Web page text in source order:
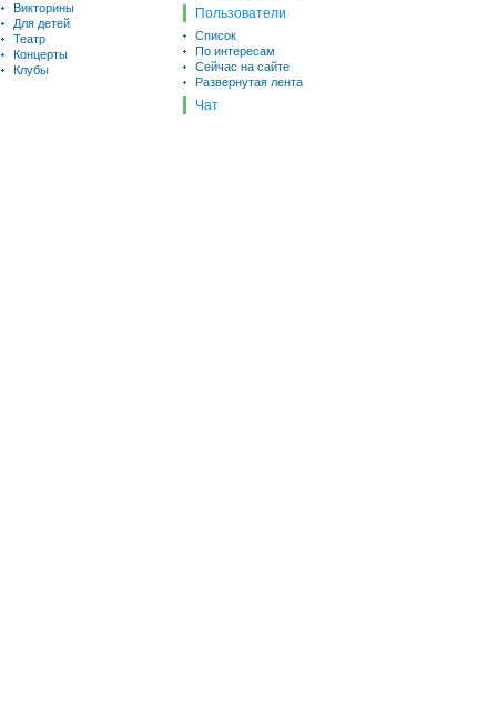
Викторины
Для детей
Театр
Концерты
Клубы
Пользователи
Список
По интересам
Сейчас на сайте
Развернутая лента
Чат